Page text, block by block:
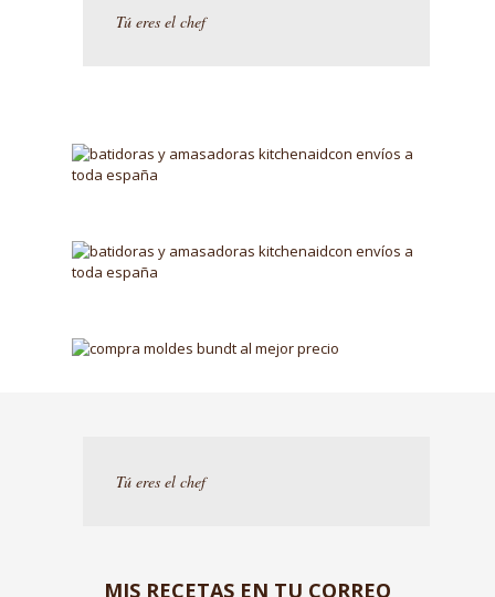
Tú eres el chef
Tú eres el chef
MIS RECETAS EN TU CORREO